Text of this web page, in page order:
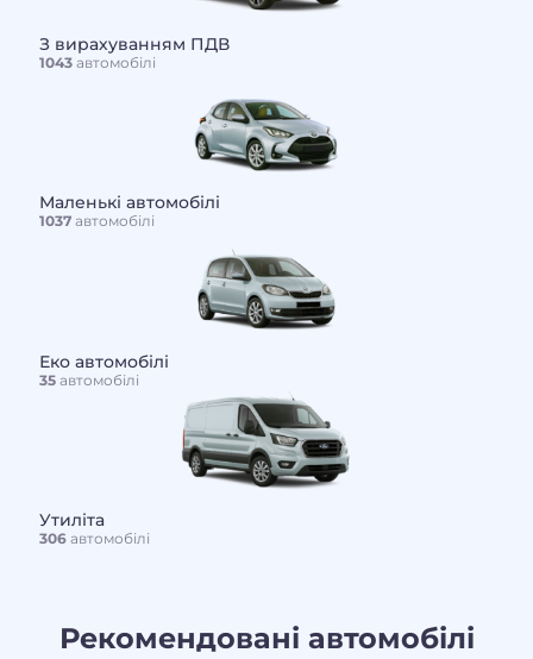
З вирахуванням ПДВ
1043автомобілі
Маленькі автомобілі
1037автомобілі
Еко автомобілі
35автомобілі
Утиліта
306автомобілі
Рекомендовані автомобілі